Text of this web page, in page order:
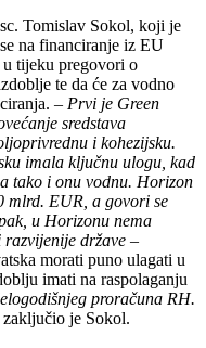
Tomislav Sokol, koji je
na financiranje iz EU
u tijeku pregovori o
te da će za vodno
– Prvi je Green
sredstava
i kohezijsku.
imala ključnu ulogu, kad
tako i onu vodnu. Horizon
mlrd. EUR, a govori se
u Horizonu nema
države –
morati puno ulagati u
imati na raspolaganju
proračuna RH.
zaključio je Sokol.